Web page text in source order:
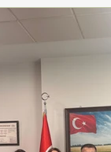
GENÇ
YAZARLARI